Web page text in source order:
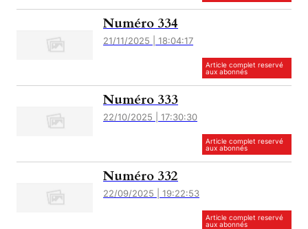
Numéro 334
21/11/2025 | 18:04:17
Article complet reservé
aux abonnés
Numéro 333
22/10/2025 | 17:30:30
Article complet reservé
aux abonnés
Numéro 332
22/09/2025 | 19:22:53
Article complet reservé
aux abonnés